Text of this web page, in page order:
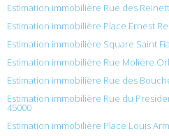
Estimation immobilière Rue des
Estimation immobilière Place Ernest
Estimation immobilière Square Saint
Estimation immobilière Rue Molière
Estimation immobilière Rue des
Estimation immobilière Rue du
45000
Estimation immobilière Place Louis